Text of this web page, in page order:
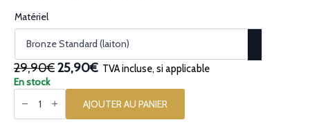
Matériel
29,90€Le
initial
était :
25,90€Le
actuel
est :
TVA incluse, si applicable
En stock
quantité
de
en
AJOUTER AU PANIER